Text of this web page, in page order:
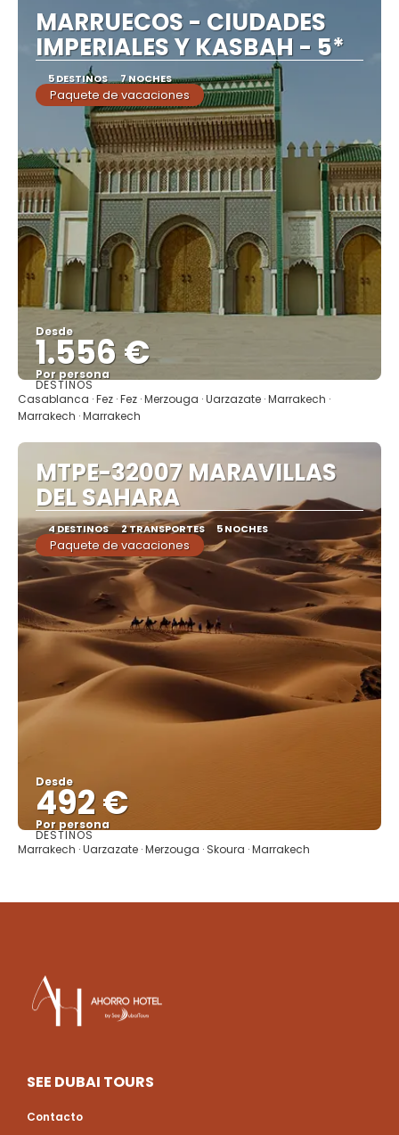
MARRUECOS - CIUDADES
IMPERIALES Y KASBAH - 5*
5 DESTINOS 7 NOCHES
Paquete de vacaciones
Desde
1.556 €
Por persona
Ver
DESTINOS
Casablanca · Fez · Fez · Merzouga · Uarzazate · Marrakech ·
Marrakech · Marrakech
MTPE-32007 MARAVILLAS
DEL SAHARA
4 DESTINOS 2 TRANSPORTES 5 NOCHES
Paquete de vacaciones
Desde
492 €
Por persona
Ver
DESTINOS
Marrakech · Uarzazate · Merzouga · Skoura · Marrakech
SEE DUBAI TOURS
Contacto